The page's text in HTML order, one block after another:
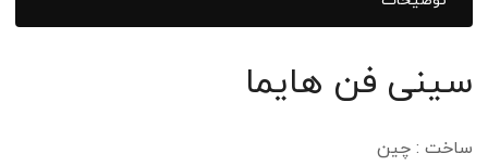
سینی فن هایما
ساخت : چین